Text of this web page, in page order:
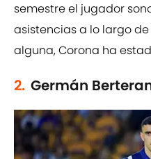
semestre el jugador
asistencias a lo largo de
alguna, Corona ha
2. Germán